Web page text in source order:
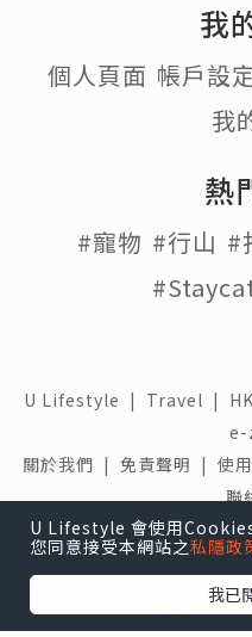
我
個人頁面 帳戶設
我
熱
#寵物 #行山 #
U Lifestyle | Travel | HK
e-
關於我們 | 免責聲明 | 使
聯
下載 U
U Lifestyle 會使用
您同意接受本網站之私隱政
我已